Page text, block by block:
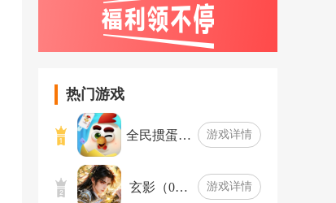
热门游戏
全民掼蛋… 游戏详情
玄影（0… 游戏详情